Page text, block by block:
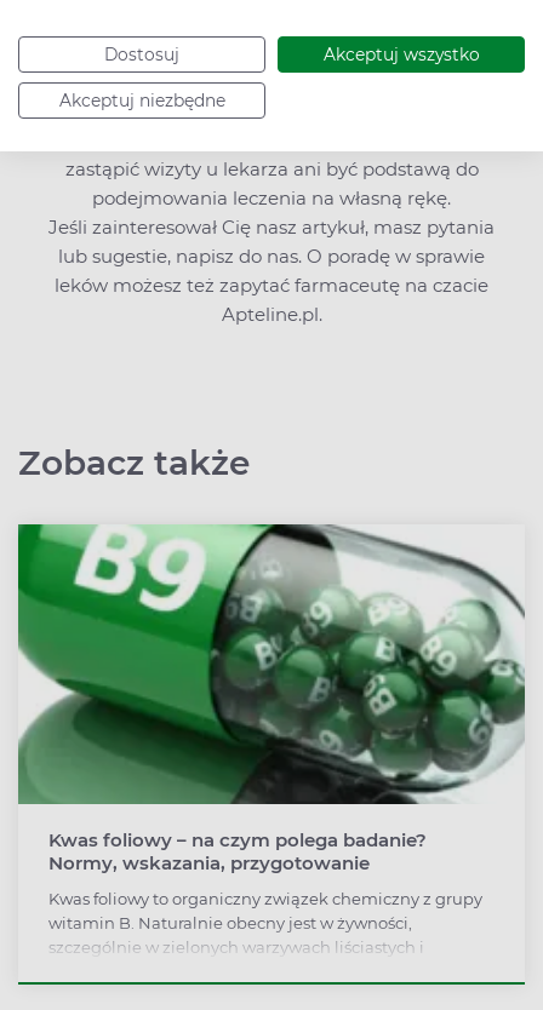
Dostosuj Akceptuj wszystko
Akceptuj niezbędne
wiedzę o zdrowiu i profilaktyce chorób.
Edukujemy i zachęcamy do kompleksowego
dbania o zdrowie. Pamiętaj jednak, że nasze
zastąpić wizyty u lekarza ani być podstawą do
podejmowania leczenia na własną rękę.
Jeśli zainteresował Cię nasz artykuł, masz pytania
lub sugestie, napisz do nas. O poradę w sprawie
leków możesz też zapytać farmaceutę na czacie
Apteline.pl.
Zobacz także
Kwas foliowy – na czym polega badanie?
Normy, wskazania, przygotowanie
Kwas foliowy to organiczny związek chemiczny z grupy
witamin B. Naturalnie obecny jest w żywności,
szczególnie w zielonych warzywach liściastych i